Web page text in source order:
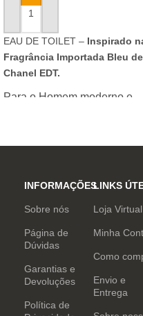
ADICIONAR AO CARRINHO
EAU DE TOILET – Inspirado
Fragrância Importada Bleu de
Chanel EDT.
Para o Homem moderno e
inovar sempre, provocando
e determinação.
INFORMAÇÕES
Sobre nós
Página de
Dúvidas
Garantias e
Devoluções
Política de
LINKS
Loja Virtual
Minha
Como
Envio e
Entrega